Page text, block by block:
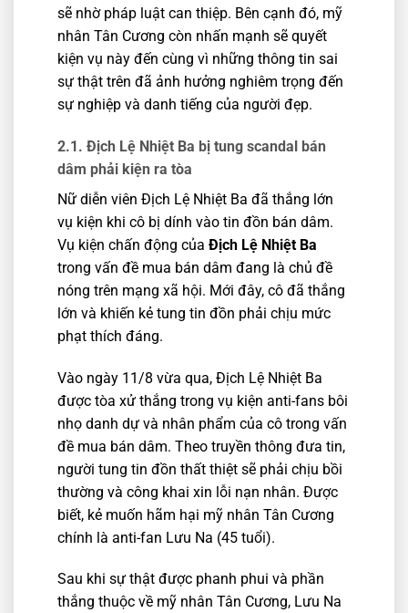
sẽ nhờ pháp luật can thiệp. Bên cạnh đó, mỹ
nhân Tân Cương còn nhấn mạnh sẽ quyết
kiện vụ này đến cùng vì những thông tin sai
sự thật trên đã ảnh hưởng nghiêm trọng đến
sự nghiệp và danh tiếng của người đẹp.
2.1. Địch Lệ Nhiệt Ba bị tung scandal bán
dâm phải kiện ra tòa
Nữ diễn viên Địch Lệ Nhiệt Ba đã thắng lớn
vụ kiện khi cô bị dính vào tin đồn bán dâm.
Vụ kiện chấn động của Địch Lệ Nhiệt Ba
trong vấn đề mua bán dâm đang là chủ đề
nóng trên mạng xã hội. Mới đây, cô đã thắng
lớn và khiến kẻ tung tin đồn phải chịu mức
phạt thích đáng.
Vào ngày 11/8 vừa qua, Địch Lệ Nhiệt Ba
được tòa xử thắng trong vụ kiện anti-fans bôi
nhọ danh dự và nhân phẩm của cô trong vấn
đề mua bán dâm. Theo truyền thông đưa tin,
người tung tin đồn thất thiệt sẽ phải chịu bồi
thường và công khai xin lỗi nạn nhân. Được
biết, kẻ muốn hãm hại mỹ nhân Tân Cương
chính là anti-fan Lưu Na (45 tuổi).
Sau khi sự thật được phanh phui và phần
thắng thuộc về mỹ nhân Tân Cương, Lưu Na